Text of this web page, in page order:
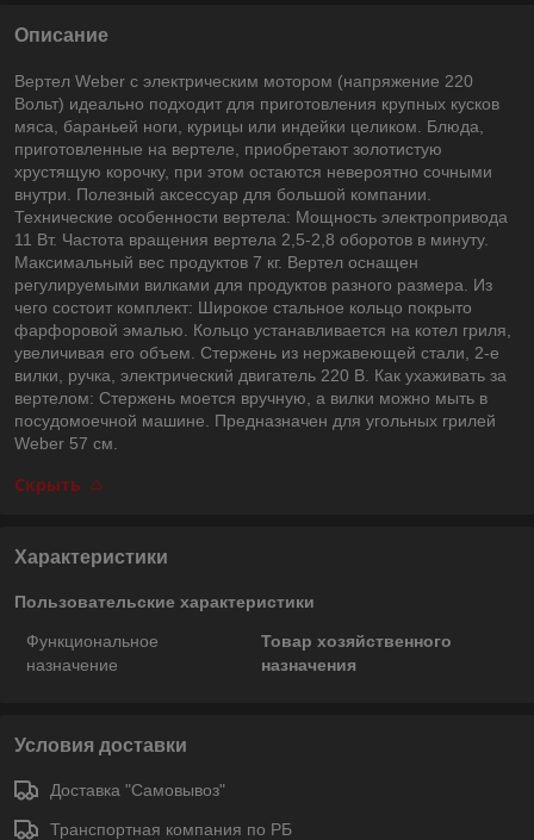
Описание
Вертел Weber с электрическим мотором (напряжение 220
Вольт) идеально подходит для приготовления крупных кусков
мяса, бараньей ноги, курицы или индейки целиком. Блюда,
приготовленные на вертеле, приобретают золотистую
хрустящую корочку, при этом остаются невероятно сочными
внутри. Полезный аксессуар для большой компании.
Технические особенности вертела: Мощность электропривода
11 Вт. Частота вращения вертела 2,5-2,8 оборотов в минуту.
Максимальный вес продуктов 7 кг. Вертел оснащен
регулируемыми вилками для продуктов разного размера. Из
чего состоит комплект: Широкое стальное кольцо покрыто
фарфоровой эмалью. Кольцо устанавливается на котел гриля,
увеличивая его объем. Стержень из нержавеющей стали, 2-е
вилки, ручка, электрический двигатель 220 В. Как ухаживать за
вертелом: Стержень моется вручную, а вилки можно мыть в
посудомоечной машине. Предназначен для угольных грилей
Weber 57 см.
Скрыть
Характеристики
Пользовательские характеристики
Функциональное
назначение
Товар хозяйственного
назначения
Условия доставки
Доставка "Самовывоз"
Транспортная компания по РБ